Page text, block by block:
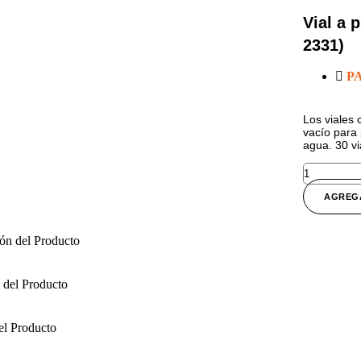
Vial a
2331)
Los viales
vacío para
agua. 30
del Producto
del Producto
Producto